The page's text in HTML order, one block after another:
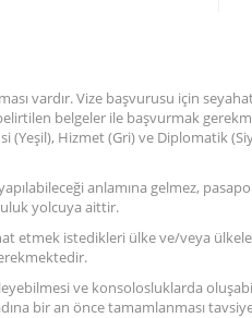
vardır. Vize başvurusu için
belgeler ile başvurmak
(Yeşil), Hizmet (Gri) ve Diplomatik
yapılabileceği anlamına gelmez,
yolcuya aittir.
etmek istedikleri ülke ve/veya
ve konsolosluklarda
bir an önce tamamlanması